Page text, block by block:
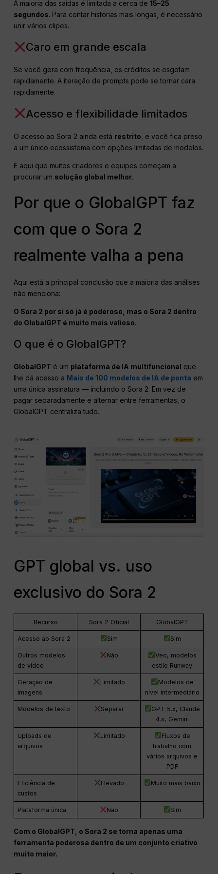
A maioria das saídas é limitada a cerca de15–25
segundos. Para contar histórias mais longas, é necessário
unir vários clipes.
Caro em grande escala
Se você gera com frequência, os créditos se esgotam
rapidamente. A iteração de prompts pode se tornar cara
rapidamente.
Acesso e flexibilidade limitados
O acesso ao Sora 2 ainda está restrito , e você fica preso
a um único ecossistema com opções limitadas de modelos.
É aqui que muitos criadores e equipes começam a
procurar um solução global melhor.
Por que o GlobalGPT faz
com que o Sora 2
realmente valha a pena
Aqui está a principal conclusão que a maioria das análises
não menciona:
O Sora 2 por si só já é poderoso, mas o Sora 2 dentro
do GlobalGPT é muito mais valioso.
O que é o GlobalGPT?
GlobalGPT é um plataforma de IA multifuncional que
lhe dá acesso a Mais de 100 modelos de IA de ponta em
uma única assinatura — incluindo o Sora 2. Em vez de
pagar separadamente e alternar entre ferramentas, o
GlobalGPT centraliza tudo.
GPT global vs. uso
exclusivo do Sora 2
Recurso Sora 2 Oficial GlobalGPT
Acesso ao Sora 2 Sim Sim
Outros modelos
de vídeo
Não
Veo, modelos
estilo Runway
Geração de
imagens
Limitado
Modelos de
nível intermediário
Modelos de texto Separar
GPT-5.x, Claude
4.x, Gemini
Uploads de
arquivos
Limitado
Fluxos de
trabalho com
vários arquivos e
PDF
Eficiência de
custos
Elevado Muito mais baixo
Plataforma única Não Sim
Com o GlobalGPT, o Sora 2 se torna apenas uma
ferramenta poderosa dentro de um conjunto criativo
muito maior.